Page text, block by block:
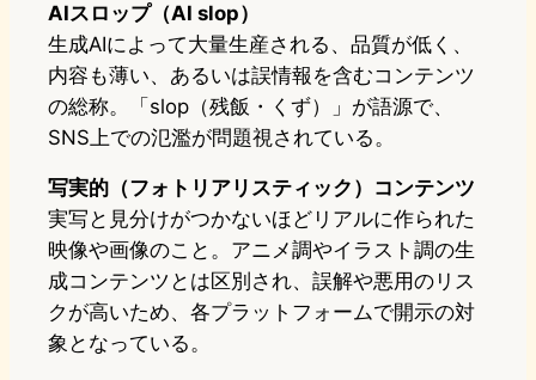
AIスロップ（AI slop）
生成AIによって大量生産される、品質が低く、
内容も薄い、あるいは誤情報を含むコンテンツ
の総称。「slop（残飯・くず）」が語源で、
SNS上での氾濫が問題視されている。
写実的（フォトリアリスティック）コンテンツ
実写と見分けがつかないほどリアルに作られた
映像や画像のこと。アニメ調やイラスト調の生
成コンテンツとは区別され、誤解や悪用のリス
クが高いため、各プラットフォームで開示の対
象となっている。